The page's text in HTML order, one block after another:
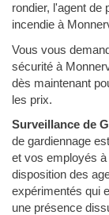
rondier, l'agent de
incendie à
Vous vous
sécurité à
dès maintenant
les prix.
Surveillance de
de gardiennage
et vos employés
disposition des
expérimentés qui
une présence